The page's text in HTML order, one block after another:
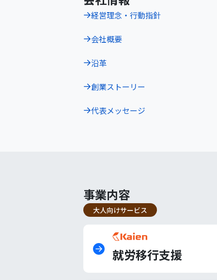
経営理念・行動指針
会社概要
沿革
創業ストーリー
代表メッセージ
事業内容
大人向けサービス
就労移行支援